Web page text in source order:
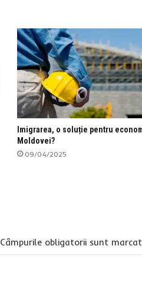
Imigrarea, o soluție pentru
Moldovei?
09/04/2025
Câmpurile obligatorii sunt